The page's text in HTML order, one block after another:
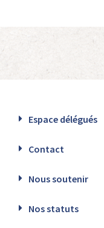
Espace délégués
Contact
Nous soutenir
Nos statuts